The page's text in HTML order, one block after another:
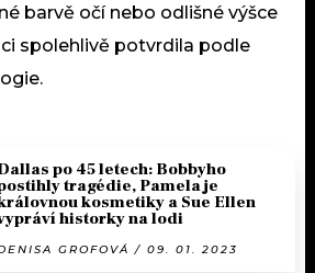
barvě očí nebo odlišné výšce
spolehlivě potvrdila podle
po 45 letech: Bobbyho
tragédie, Pamela je
kosmetiky a Sue Ellen
historky na lodi
GROFOVÁ / 09. 01. 2023